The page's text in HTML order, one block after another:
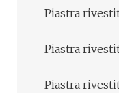
Piastra
Piastra
Piastra